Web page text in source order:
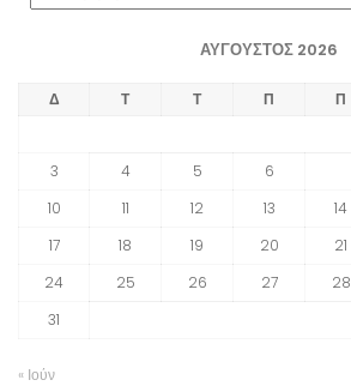
ΑΎΓΟΥΣΤΟΣ 2026
Δ Τ Τ Π Π
3
4 5 6
10
11 12 13 14
17
18 19 20 21
24
25 26 27 28
31
« Ιούν